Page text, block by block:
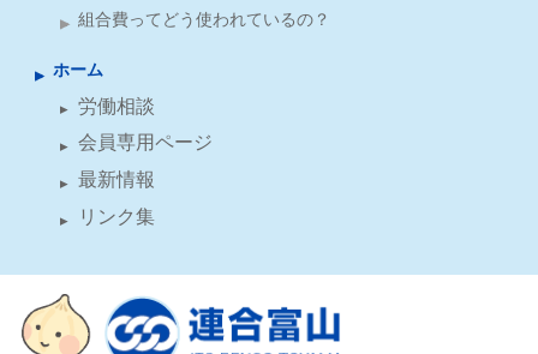
組合費ってどう使われているの？
ホーム
労働相談
会員専用ページ
最新情報
リンク集